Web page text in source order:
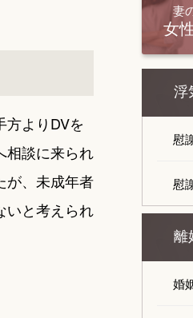
よりDVを
相談に来られ
が、未成年者
いと考えられ
妻
女
浮
慰
慰
離
婚